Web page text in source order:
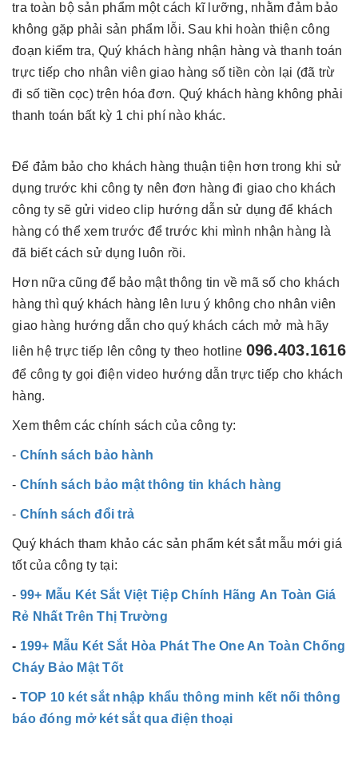
tra toàn bộ sản phẩm một cách kĩ lưỡng, nhằm đảm bảo
không gặp phải sản phẩm lỗi. Sau khi hoàn thiện công
đoạn kiểm tra, Quý khách hàng nhận hàng và thanh toán
trực tiếp cho nhân viên giao hàng số tiền còn lại (đã trừ
đi số tiền cọc) trên hóa đơn. Quý khách hàng không phải
thanh toán bất kỳ 1 chi phí nào khác.
Để đảm bảo cho khách hàng thuận tiện hơn trong khi sử
dụng trước khi công ty nên đơn hàng đi giao cho khách
công ty sẽ gửi video clip hướng dẫn sử dụng để khách
hàng có thể xem trước để trước khi mình nhận hàng là
đã biết cách sử dụng luôn rồi.
Hơn nữa cũng để bảo mật thông tin về mã số cho khách
hàng thì quý khách hàng lên lưu ý không cho nhân viên
giao hàng hướng dẫn cho quý khách cách mở mà hãy
liên hệ trực tiếp lên công ty theo hotline 096.403.1616
để công ty gọi điện video hướng dẫn trực tiếp cho khách
hàng.
Xem thêm các chính sách của công ty:
- Chính sách bảo hành
- Chính sách bảo mật thông tin khách hàng
- Chính sách đổi trả
Quý khách tham khảo các sản phẩm két sắt mẫu mới giá
tốt của công ty tại:
- 99+ Mẫu Két Sắt Việt Tiệp Chính Hãng An Toàn Giá
Rẻ Nhất Trên Thị Trường
- 199+ Mẫu Két Sắt Hòa Phát The One An Toàn Chống
Cháy Bảo Mật Tốt
- TOP 10 két sắt nhập khẩu thông minh kết nối thông
báo đóng mở két sắt qua điện thoại